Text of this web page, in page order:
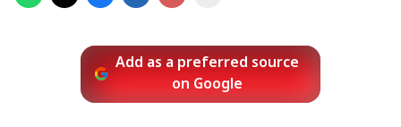
Add as a preferred source
on Google